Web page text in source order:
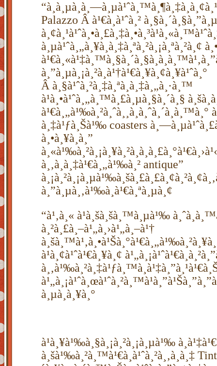
Palazzo Â à¹€à¸à¹ˆà¸²
à¸µà¹ˆà¸„à¸¥à¸­à¸‡à¸ªà¸²à¸¡à¸ªà¸²à¸¢
à¸”à¸µà¸¡à¸²à¸à¹†à¹€à¸¥à¸¢à¸¥à¹ˆà¸°
Â à¸§à¹ˆà¸²à¸‡à¸ªà¸­à¸‡à¸„à¸·à¸™
à¹à¸•à¹ˆà¸„à¸™à¸£à¸µà¸§à¸´à¸§
à¸‡à¹ƒà¸Šà¹‰ coasters
à¸•à¸¥à¸­à¸”
à¸‚à¸­à¸‡à¹€à¸„à¹‰à¸² antique”
à¸”à¸µà¸‚à¹‰à¸­à¹€à¸ªà¸µà¸¢
“à¹‚à¸« à¹à¸šà¸šà¸™à¸µà¹‰
à¸²à¸£à¸–à¹„à¸›à¹„à¸–à¹†
à¹à¸¢à¹ˆà¹€à¸¥à¸¢
à¸µà¸à¸¥à¸°
à¹à¸¥à¹‰à¸§à¸¡à¸²à¸¡à¸µà¹‰
à¸šà¹‰à¸²à¸™à¹€à¸à¹ˆà¸²à¸‚à¸­à¸‡